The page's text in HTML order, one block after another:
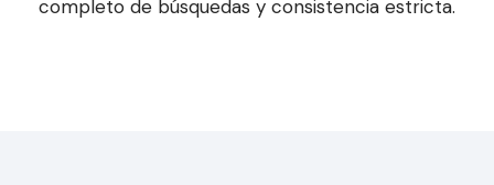
completo de búsquedas y consistencia estricta.